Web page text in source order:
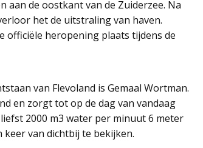
aan de oostkant van de Zuiderzee. Na
het de uitstraling van haven.
officiële heropening plaats tijdens de
van Flevoland is Gemaal Wortman.
en zorgt tot op de dag van vandaag
2000 m3 water per minuut 6 meter
van dichtbij te bekijken.